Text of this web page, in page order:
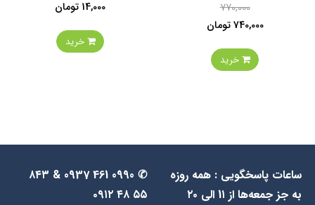
770,000
740,000 تومان
خرید
14,000 تومان
خرید
ساعات پاسخگویی : همه روزه
به جز جمعه‌ها از 1۱ الی ۲۰
✆ 0990 461 0937 & ۸۴۳
۵۵ ۴۸ ۰۹۱۲